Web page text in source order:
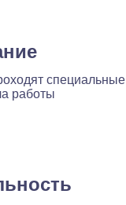
специальные
работы